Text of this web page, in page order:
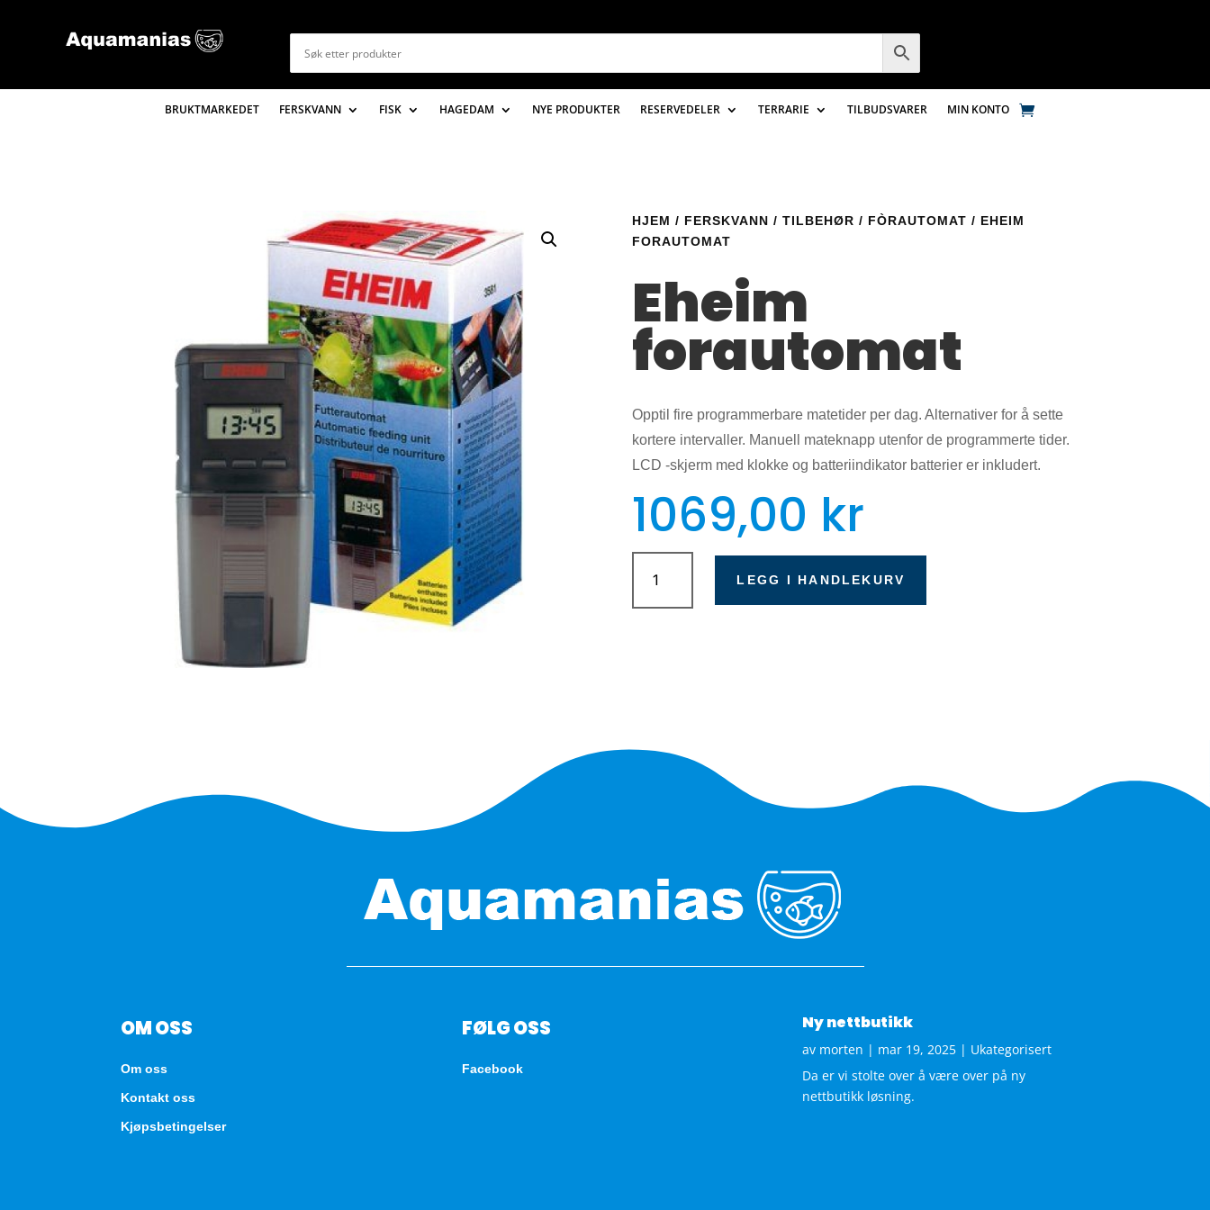
BRUKTMARKEDET FERSKVANN FISK HAGEDAM NYE PRODUKTER RESERVEDELER TERRARIE TILBUDSVARER MIN KONTO
HJEM / FERSKVANN / TILBEHØR / FÒRAUTOMAT / EHEIM
FORAUTOMAT
Eheim
forautomat
Opptil fire programmerbare matetider per dag. Alternativer for å sette
kortere intervaller. Manuell mateknapp utenfor de programmerte tider.
LCD -skjerm med klokke og batteriindikator batterier er inkludert.
1069,00 kr
Eheim
forautomat
antall
LEGG I HANDLEKURV
OM OSS
Om oss
Kontakt oss
Kjøpsbetingelser
FØLG OSS
Facebook
Ny nettbutikk
av morten | mar 19, 2025| Ukategorisert
Da er vi stolte over å være over på ny
nettbutikk løsning.